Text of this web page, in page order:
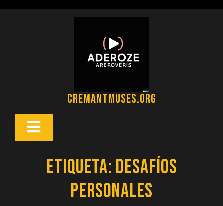
cremantmuses.org
Botón
Etiqueta: desafíos
personales